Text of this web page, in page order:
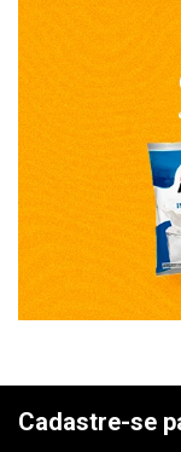
Cadastre-se